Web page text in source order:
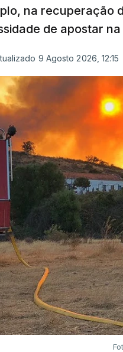
na recuperação
de apostar
9 Agosto 2026, 12:15